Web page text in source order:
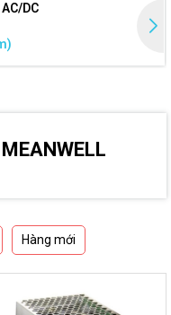
DC
Hàng mới